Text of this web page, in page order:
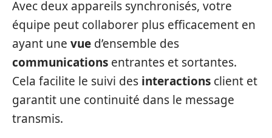
Avec deux appareils synchronisés, votre
équipe peut collaborer plus efficacement en
ayant une vue d’ensemble des
communications entrantes et sortantes.
Cela facilite le suivi des interactions client et
garantit une continuité dans le message
transmis.